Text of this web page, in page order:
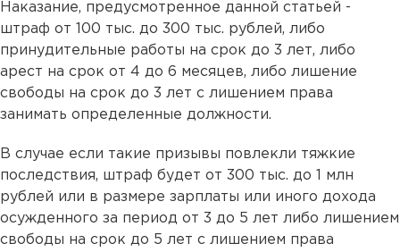
Наказание, предусмотренное данной статьей -
штраф от 100 тыс. до 300 тыс. рублей, либо
принудительные работы на срок до 3 лет, либо
арест на срок от 4 до 6 месяцев, либо лишение
свободы на срок до 3 лет с лишением права
занимать определенные должности.
В случае если такие призывы повлекли тяжкие
последствия, штраф будет от 300 тыс. до 1 млн
рублей или в размере зарплаты или иного дохода
осужденного за период от 3 до 5 лет либо лишением
свободы на срок до 5 лет с лишением права